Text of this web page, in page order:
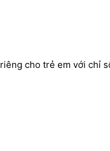
cho trẻ em với chỉ